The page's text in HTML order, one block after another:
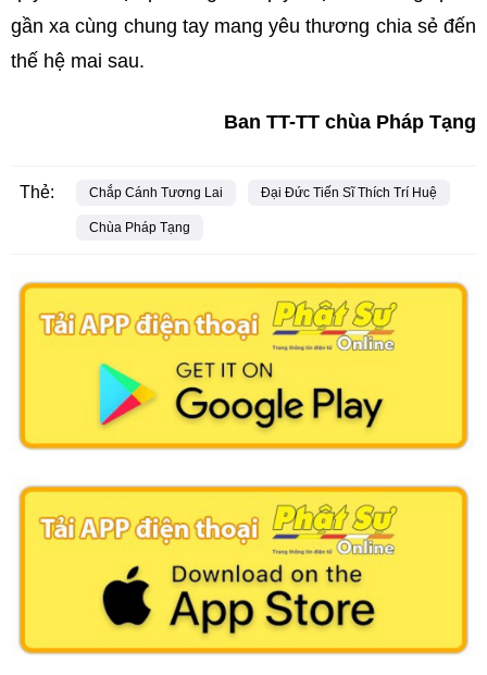
gần xa cùng chung tay mang yêu thương chia sẻ đến
thế hệ mai sau.
Ban TT-TT chùa Pháp Tạng
Thẻ: Chắp Cánh Tương Lai Đại Đức Tiến Sĩ Thích Trí Huệ
Chùa Pháp Tạng